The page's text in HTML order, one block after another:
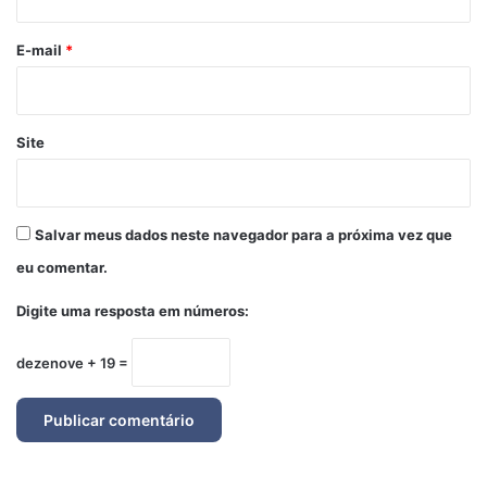
*
E-mail *
Site
Salvar meus dados neste navegador para a próxima vez que
eu comentar.
Digite uma resposta em números:
dezenove + 19 =